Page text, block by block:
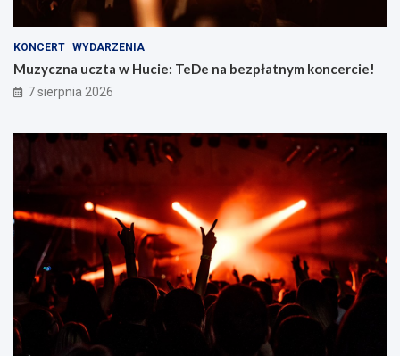
KONCERT WYDARZENIA
Muzyczna uczta w Hucie: TeDe na bezpłatnym koncercie!
7 sierpnia 2026